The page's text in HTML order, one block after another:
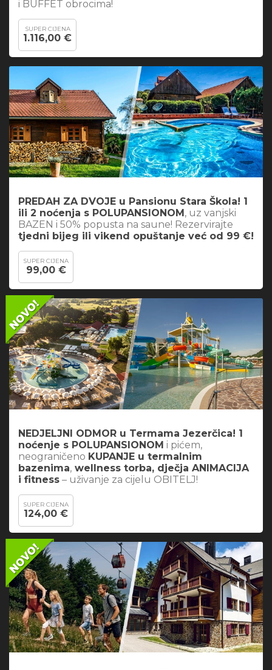
i BUFFET obrocima!
SUPER CIJENA
1.116,00 €
PREDAH ZA DVOJE u Pansionu Stara Škola! 1
ili 2 noćenja s POLUPANSIONOM, uz vanjski
BAZEN i 50% popusta na saune! Rezervirajte
tjedni bijeg ili vikend opuštanje već od 99 €!
SUPER CIJENA
99,00 €
NEDJELJNI ODMOR u Termama Jezerčica! 1
noćenje s POLUPANSIONOM i pićem,
neograničeno KUPANJE u termalnim
bazenima, wellness torba, dječja ANIMACIJA
i fitness – uživanje za cijelu OBITELJ!
SUPER CIJENA
124,00 €